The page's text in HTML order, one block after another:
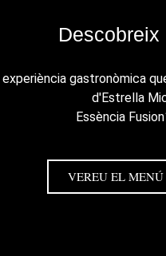
experiència gastronòmica
d'Estrella
Essència
VEREU EL